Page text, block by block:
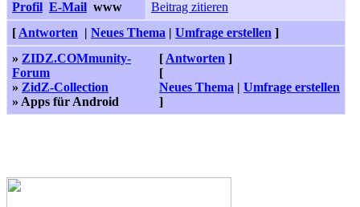
Profil E-Mail www
Beitrag zitieren
[ Antworten | Neues Thema | Umfrage erstellen ]
» ZIDZ.COMmunity-
Forum
» ZidZ-Collection
» Apps für Android
[ Antworten ]
[
Neues Thema | Umfrage erstellen
]